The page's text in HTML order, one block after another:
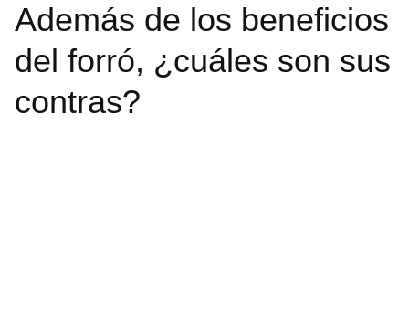
Además de los beneficios
del forró, ¿cuáles son sus
contras?